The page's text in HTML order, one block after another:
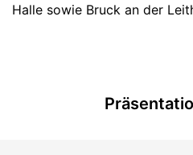
Halle sowie Bruck an der